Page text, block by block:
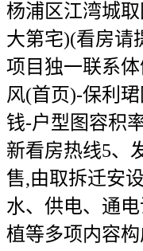
杨浦区江湾城
大第宅)(看房请
项目独一联系
风(首页)-保利
钱-户型图容积
新看房热线5、
售,由取拆迁安
水、供电、通
植等多项内容